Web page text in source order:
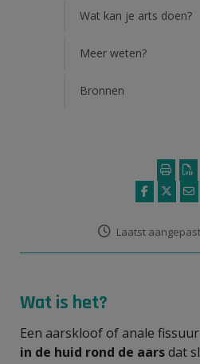
Wat kan je arts doen?
Meer weten?
Bronnen
Laatst
Wat is het?
Een aarskloof of anale
in de huid rond de aarsdat